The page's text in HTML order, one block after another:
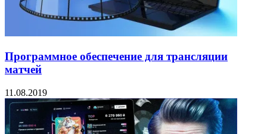
Программное обеспечение для трансляции
матчей
11.08.2019